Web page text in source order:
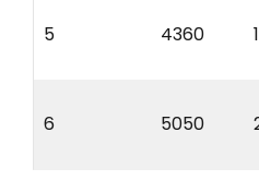
5 4360
6 5050